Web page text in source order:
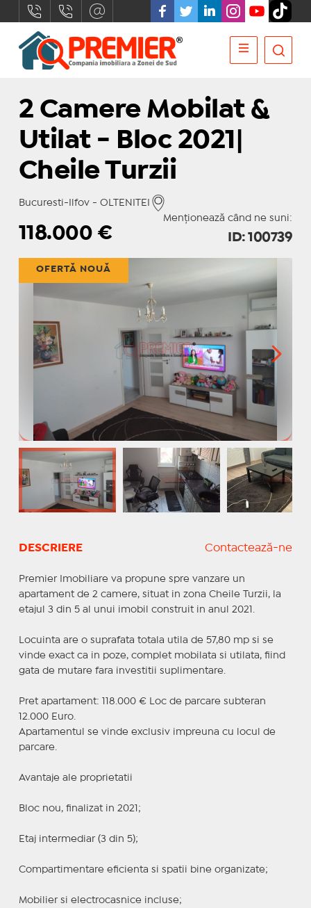
2 Camere Mobilat &
Utilat - Bloc 2021|
Cheile Turzii
Bucuresti-Ilfov - OLTENITEI
Menționează când ne suni:
118.000 € ID: 100739
OFERTĂ NOUĂ
DESCRIERE Contactează-ne
Premier Imobiliare va propune spre vanzare un
apartament de 2 camere, situat in zona Cheile Turzii, la
etajul 3 din 5 al unui imobil construit in anul 2021.
Locuinta are o suprafata totala utila de 57,80 mp si se
vinde exact ca in poze, complet mobilata si utilata, fiind
gata de mutare fara investitii suplimentare.
Pret apartament: 118.000 € Loc de parcare subteran
12.000 Euro.
Apartamentul se vinde exclusiv impreuna cu locul de
parcare.
Avantaje ale proprietatii
Bloc nou, finalizat in 2021;
Etaj intermediar (3 din 5);
Compartimentare eficienta si spatii bine organizate;
Mobilier si electrocasnice incluse;